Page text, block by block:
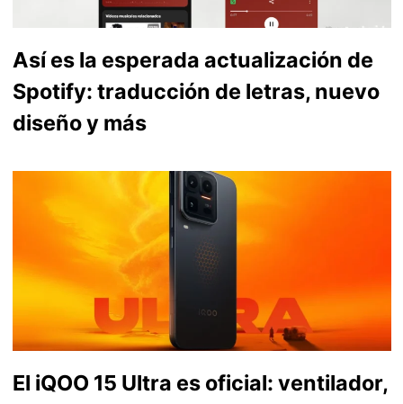
Así es la esperada actualización de
Spotify: traducción de letras, nuevo
diseño y más
El iQOO 15 Ultra es oficial: ventilador,